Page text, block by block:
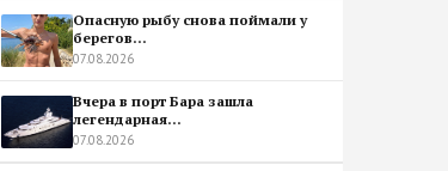
Опасную рыбу снова поймали у
берегов...
07.08.2026
Вчера в порт Бара зашла
легендарная...
07.08.2026